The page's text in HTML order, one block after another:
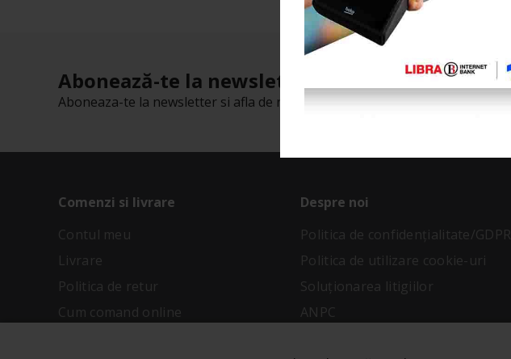
Abonează-te la newsletter-ul nostru
Aboneaza-te la newsletter si afla de reducerile cu timp limitat!
Comenzi si livrare
Contul meu
Livrare
Politica de retur
Cum comand online
Despre noi
Politica de confidenţialitate/GDPR
Politica de utilizare cookie-uri
Soluționarea litigiilor
ANPC